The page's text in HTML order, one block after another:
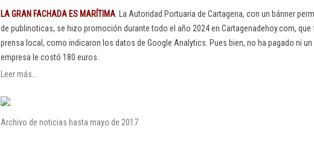
LA GRAN FACHADA ES MARÍTIMA . La Autoridad Portuaria de Cartagena, con un bánner
de publinoticas, se hizo promoción durante todo el año 2024 en Cartagenadehoy.com,
prensa local, como indicaron los datos de Google Analytics. Pues bien, no ha pagado ni
empresa le costó 180 euros.
Leer más...
Archivo de noticias hasta mayo de 2017